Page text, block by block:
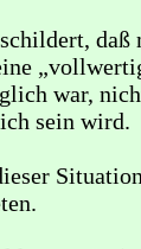
war,
sein wird.